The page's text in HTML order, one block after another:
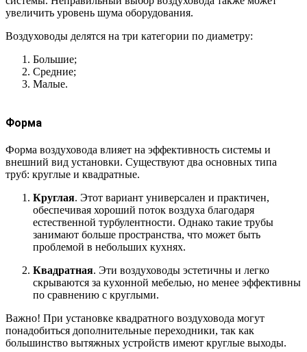
увеличить уровень шума оборудования.
Воздуховоды делятся на три категории по диаметру:
Большие;
Средние;
Малые.
Форма
Форма воздуховода влияет на эффективность системы и
внешний вид установки. Существуют два основных типа
труб: круглые и квадратные.
Круглая. Этот вариант универсален и практичен,
обеспечивая хороший поток воздуха благодаря
естественной турбулентности. Однако такие трубы
занимают больше пространства, что может быть
проблемой в небольших кухнях.
Квадратная. Эти воздуховоды эстетичны и легко
скрываются за кухонной мебелью, но менее эффективны
по сравнению с круглыми.
Важно! При установке квадратного воздуховода могут
понадобиться дополнительные переходники, так как
большинство вытяжных устройств имеют круглые выходы.